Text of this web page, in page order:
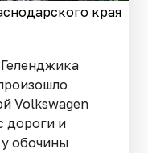
края
Volkswagen
дороги и
обочины